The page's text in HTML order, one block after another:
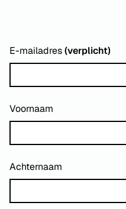
E-mailadres(verplicht)
Voornaam
Achternaam